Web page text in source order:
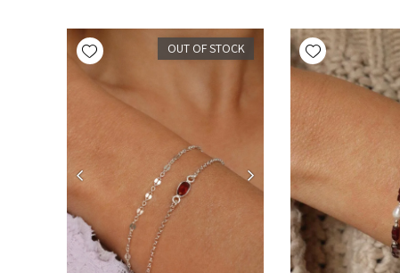
Add wishlist
Add wishlist OUT OF STOCK